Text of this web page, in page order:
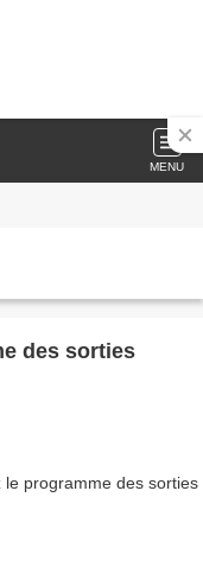
MENU
des sorties